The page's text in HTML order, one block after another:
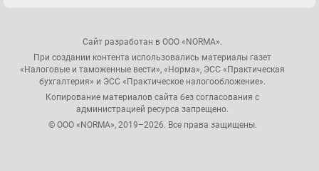
Сайт разработан в ООО «NORMA».
При создании контента использовались материалы газет
«Налоговые и таможенные вести», «Норма», ЭСС «Практическая
бухгалтерия» и ЭСС «Практическое налогообложение».
Копирование материалов сайта без согласования с
администрацией ресурса запрещено.
© ООО «NORMA», 2019–2026. Все права защищены.